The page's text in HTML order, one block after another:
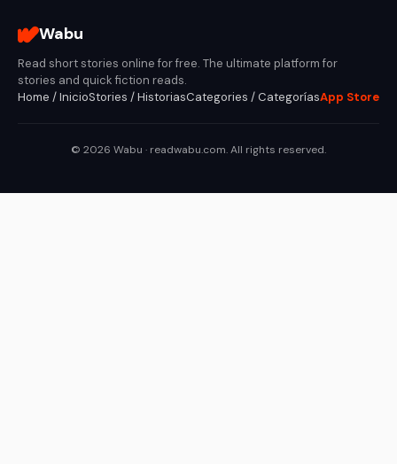
Wabu
Read short stories online for free. The ultimate platform for
stories and quick fiction reads.
Home / InicioStories / HistoriasCategories / CategoríasApp Store
© 2026 Wabu · readwabu.com. All rights reserved.